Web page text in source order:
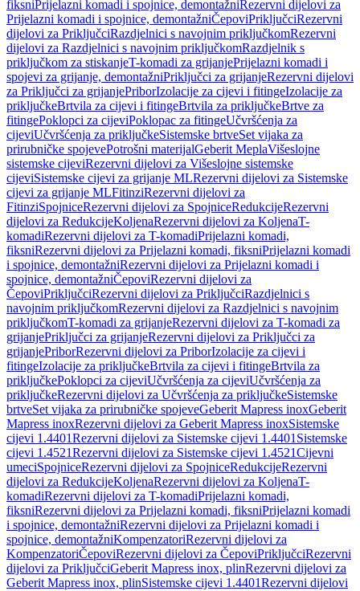
fiksniPrijelazni komadi i spojnice, demontažniRezervni dijelovi za
Prijelazni komadi i spojnice, demontažniČepoviPriključciRezervni
dijelovi za PriključciRazdjelnici s navojnim priključkomRezervni
dijelovi za Razdjelnici s navojnim priključkomRazdjelnik s
priključkom za stiskanjeT-komadi za grijanjePrijelazni komadi i
spojevi za grijanje, demontažniPriključci za grijanjeRezervni dijelovi
za Priključci za grijanjePriborIzolacije za cijevi i fitingeIzolacije za
priključkeBrtvila za cijevi i fitingeBrtvila za priključkeBrtve za
fitingePoklopci za cijeviPoklopac za fitingeUčvršćenja za
cijeviUčvršćenja za priključkeSistemske brtveSet vijaka za
prirubničke spojevePotrošni materijalGeberit MeplaVišeslojne
sistemske cijeviRezervni dijelovi za Višeslojne sistemske
cijeviSistemske cijevi za grijanje MLRezervni dijelovi za Sistemske
cijevi za grijanje MLFitinziRezervni dijelovi za
FitinziSpojniceRezervni dijelovi za SpojniceRedukcijeRezervni
dijelovi za RedukcijeKoljenaRezervni dijelovi za KoljenaT-
komadiRezervni dijelovi za T-komadiPrijelazni komadi,
fiksniRezervni dijelovi za Prijelazni komadi, fiksniPrijelazni komadi
i spojnice, demontažniRezervni dijelovi za Prijelazni komadi i
spojnice, demontažniČepoviRezervni dijelovi za
ČepoviPriključciRezervni dijelovi za PriključciRazdjelnici s
navojnim priključkomRezervni dijelovi za Razdjelnici s navojnim
priključkomT-komadi za grijanjeRezervni dijelovi za T-komadi za
grijanjePriključci za grijanjeRezervni dijelovi za Priključci za
grijanjePriborRezervni dijelovi za PriborIzolacije za cijevi i
fitingeIzolacije za priključkeBrtvila za cijevi i fitingeBrtvila za
priključkePoklopci za cijeviUčvršćenja za cijeviUčvršćenja za
priključkeRezervni dijelovi za Učvršćenja za priključkeSistemske
brtveSet vijaka za prirubničke spojeveGeberit Mapress inoxGeberit
Mapress inoxRezervni dijelovi za Geberit Mapress inoxSistemske
cijevi 1.4401Rezervni dijelovi za Sistemske cijevi 1.4401 Sistemske
cijevi 1.4521Rezervni dijelovi za Sistemske cijevi 1.4521Cijevni
umeciSpojniceRezervni dijelovi za SpojniceRedukcijeRezervni
dijelovi za RedukcijeKoljenaRezervni dijelovi za KoljenaT-
komadiRezervni dijelovi za T-komadiPrijelazni komadi,
fiksniRezervni dijelovi za Prijelazni komadi, fiksniPrijelazni komadi
i spojnice, demontažniRezervni dijelovi za Prijelazni komadi i
spojnice, demontažniKompenzatoriRezervni dijelovi za
KompenzatoriČepoviRezervni dijelovi za ČepoviPriključciRezervni
dijelovi za PriključciGeberit Mapress inox, plinRezervni dijelovi za
Geberit Mapress inox, plinSistemske cijevi 1.4401Rezervni dijelovi